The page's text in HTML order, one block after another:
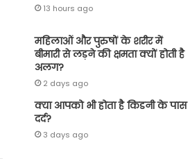
13 hours ago
महिलाओं और पुरुषों के शरीर में
बीमारी से लड़ने की क्षमता क्यों होती है
अलग?
2 days ago
क्या आपको भी होता है किडनी के पास
दर्द?
3 days ago